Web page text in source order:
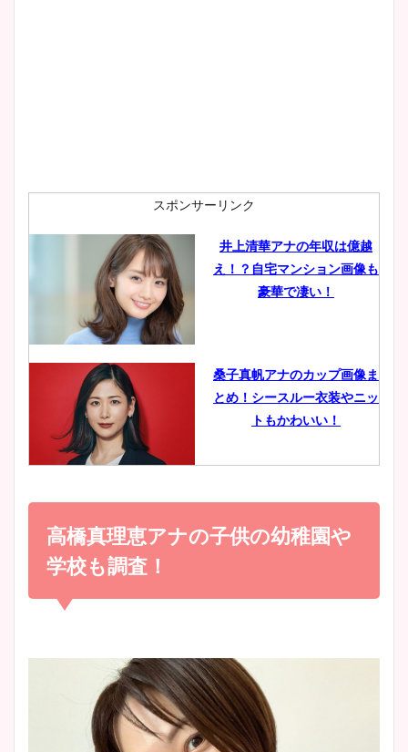
肉も凄い！
鈴木唯の太ってた時の体重が
ヤバすぎww原因や痩せたダ
豊島実季アナのカップ画像ま
とめ！美脚や水着姿に年齢も
宇賀神メグアナのニット画像
池谷実悠アナのメガネ画像が
かわいい！カップや水着姿も
まとめた！
スポンサーリンク
井上清華アナの年収は億越
え！？自宅マンション画像も
豪華で凄い！
桑子真帆アナのカップ画像ま
とめ！シースルー衣装やニッ
トもかわいい！
小室瑛莉子のカップ画像まと
め！足が美脚でニット衣装も
かわいい！
像！身長やカップ、同期や
wikiプロフもチェック！
高橋真理恵アナの子供の幼稚園や
学校も調査！